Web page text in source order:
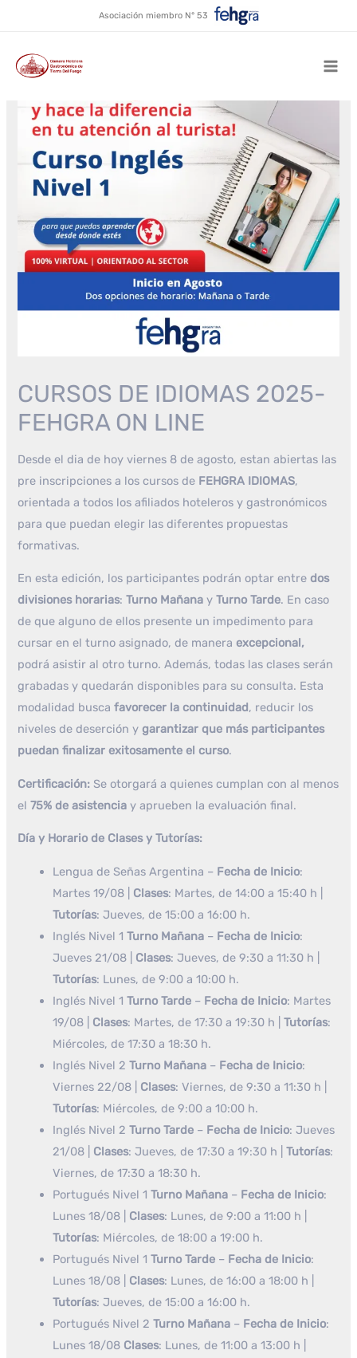
contenido
Asociación miembro N° 53
CURSOS DE IDIOMAS 2025-
FEHGRA ON LINE
Desde el dia de hoy viernes 8 de agosto, estan abiertas las
pre inscripciones a los cursos de FEHGRA IDIOMAS,
orientada a todos los afiliados hoteleros y gastronómicos
para que puedan elegir las diferentes propuestas
formativas.
En esta edición, los participantes podrán optar entre dos
divisiones horarias:Turno Mañana yTurno Tarde. En caso
de que alguno de ellos presente un impedimento para
cursar en el turno asignado, de maneraexcepcional,
podrá asistir al otro turno. Además, todas las clases serán
grabadas y quedarán disponibles para su consulta. Esta
modalidad buscafavorecer la continuidad, reducir los
niveles de deserción y garantizar que más participantes
puedan finalizar exitosamente el curso.
Certificación: Se otorgará a quienes cumplan con al menos
el75% de asistencia y aprueben la evaluación final.
Día y Horario de Clases y Tutorías:
Lengua de Señas Argentina – Fecha de Inicio:
Martes 19/08 | Clases: Martes, de 14:00 a 15:40 h |
Tutorías: Jueves, de 15:00 a 16:00 h.
Inglés Nivel 1Turno Mañana – Fecha de Inicio:
Jueves 21/08 | Clases: Jueves, de 9:30 a 11:30 h |
Tutorías: Lunes, de 9:00 a 10:00 h.
Inglés Nivel 1Turno Tarde – Fecha de Inicio: Martes
19/08 | Clases: Martes, de 17:30 a 19:30 h |Tutorías:
Miércoles, de 17:30 a 18:30 h.
Inglés Nivel 2Turno Mañana – Fecha de Inicio:
Viernes 22/08 | Clases: Viernes, de 9:30 a 11:30 h |
Tutorías: Miércoles, de 9:00 a 10:00 h.
Inglés Nivel 2Turno Tarde – Fecha de Inicio: Jueves
21/08 | Clases: Jueves, de 17:30 a 19:30 h |Tutorías:
Viernes, de 17:30 a 18:30 h.
Portugués Nivel 1Turno Mañana – Fecha de Inicio:
Lunes 18/08 | Clases: Lunes, de 9:00 a 11:00 h |
Tutorías: Miércoles, de 18:00 a 19:00 h.
Portugués Nivel 1Turno Tarde – Fecha de Inicio:
Lunes 18/08 | Clases: Lunes, de 16:00 a 18:00 h |
Tutorías: Jueves, de 15:00 a 16:00 h.
Portugués Nivel 2Turno Mañana – Fecha de Inicio:
Lunes 18/08 Clases: Lunes, de 11:00 a 13:00 h |